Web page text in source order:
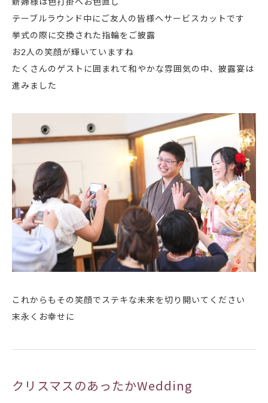
テーブルラウンド中にご友人の皆様へサービスカットです
挙式の際に交換された指輪をご披露
お2人の笑顔が輝いていますね
たくさんのゲストに囲まれて和やかな雰囲気の中、披露宴は
進みました
これからもその笑顔でステキな未来を切り開いてください
末永くお幸せに
クリスマスのあったかWedding